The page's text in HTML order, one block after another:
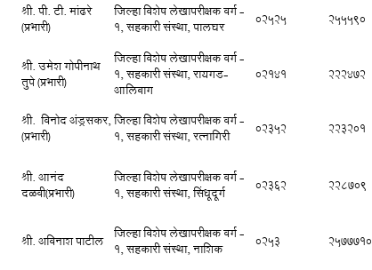
श्री. पी. टी. मांढरे
(प्रभारी)
जिल्हा विशेष लेखापरीक्षक वर्ग -
1, सहकारी संस्था, पालघर 02525 255590
श्री. उमेश गोपीनाथ
तुपे (प्रभारी)
जिल्हा विशेष लेखापरीक्षक वर्ग -
1, सहकारी संस्था, रायगड-
आलिबाग
02141 222472
श्री. विनोद अंड्रसकर,
(प्रभारी)
जिल्हा विशेष लेखापरीक्षक वर्ग -
1, सहकारी संस्था, रत्नागिरी 02352 223201
श्री. आनंद
दळवी(प्रभारी)
जिल्हा विशेष लेखापरीक्षक वर्ग -
1, सहकारी संस्था, सिंधूदूर्ग 02362 228709
श्री. अविनाश पाटील जिल्हा विशेष लेखापरीक्षक वर्ग -
1, सहकारी संस्था, नाशिक 0253 2577710